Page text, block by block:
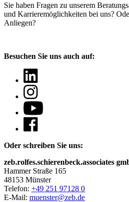
Sie haben Fragen zu unserem
und Karrieremöglichkeiten bei uns?
Anliegen?
Besuchen Sie uns auch auf:
Oder schreiben Sie uns:
zeb.rolfes.schierenbeck.associates
Hammer Straße 165
48153 Münster
Telefon: +49 251 97128 0
E-Mail: muenster@zeb.de